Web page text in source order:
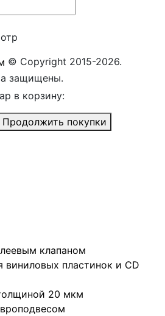
© Copyright 2015-2026.
защищены.
в корзину:
Продолжить покупки
клапаном
пластинок и CD
20 мкм